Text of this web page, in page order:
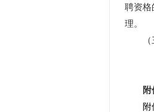
聘资格
理。
（三